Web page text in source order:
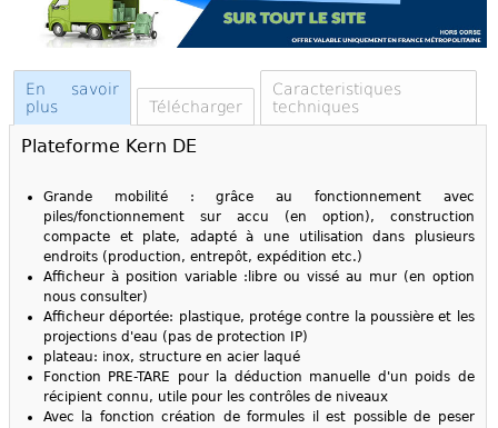
En savoir
plus
Télécharger
Caracteristiques
techniques
Plateforme Kern DE
Grande mobilité : grâce au fonctionnement avec
piles/fonctionnement sur accu (en option), construction
compacte et plate, adapté à une utilisation dans plusieurs
endroits (production, entrepôt, expédition etc.)
Afficheur à position variable :libre ou vissé au mur (en option
nous consulter)
Afficheur déportée: plastique, protége contre la poussière et les
projections d'eau (pas de protection IP)
plateau: inox, structure en acier laqué
Fonction
PRE-TARE
pour la déduction manuelle d'un poids de
récipient connu, utile pour les contrôles de niveaux
Avec la fonction création de formules il est possible de peser